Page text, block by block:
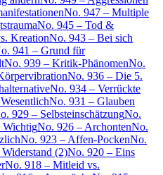
No. 947 – Multiple
No. 945 – Tod &
KreationNo. 943 – Bei sich
941 – Grund für
No. 939 – Kritik-PhänomenNo.
No. 936 – Die 5.
No. 934 – Verrückte
No. 931 – Glauben
929 – SelbsteinschätzungNo.
WichtigNo. 926 – ArchontenNo.
No. 923 – Affen-PockenNo.
(2)No. 920 – Eins
No. 918 – Mitleid vs.